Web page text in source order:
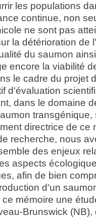
les populations
continue, non
ne sont pas
la détérioration de
du saumon
encore la viabilité
le cadre du projet
d'évaluation
dans le domaine
directrice de ce
recherche, nous
des enjeux
aspects
afin de bien
d'un
mémoire une
Brunswick (NB),